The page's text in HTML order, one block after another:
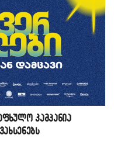
კამპანია